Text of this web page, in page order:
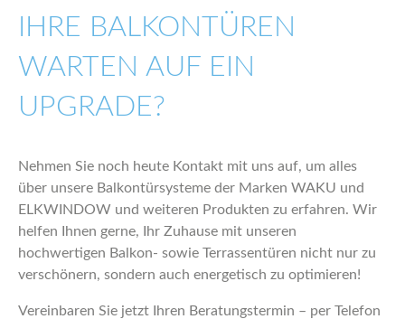
IHRE BALKONTÜREN
WARTEN AUF EIN
UPGRADE?
Nehmen Sie noch heute Kontakt mit uns auf, um alles
über unsere Balkontürsysteme der Marken WAKU und
ELKWINDOW und weiteren Produkten zu erfahren. Wir
helfen Ihnen gerne, Ihr Zuhause mit unseren
hochwertigen Balkon- sowie Terrassentüren nicht nur zu
verschönern, sondern auch energetisch zu optimieren!
Vereinbaren Sie jetzt Ihren Beratungstermin – per Telefon